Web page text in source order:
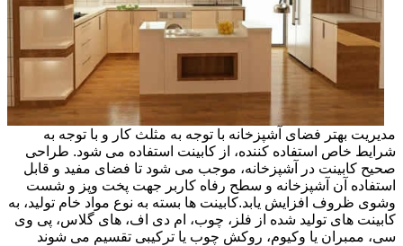
مدیریت بهتر فضای آشپزخانه با توجه به مثلث کار و با توجه به
شرایط خاص استفاده کننده، از کابینت استفاده می شود. طراحی
صحیح کابینت در آشپزخانه، موجب می شود تا فضای مفید و قابل
استفاده آن آشپزخانه و سطح رفاه کاربر جهت پخت وپز و شست
وشوی ظروف افزایش یابد.کابینت ها بسته به نوع مواد خام تولید، به
کابینت های تولید شده از فلز، چوب، ام دی اف، های گلاس، پی وی
سی، ممبران یا وکیوم، روکش چوب یا ترکیبی تقسیم می شوند